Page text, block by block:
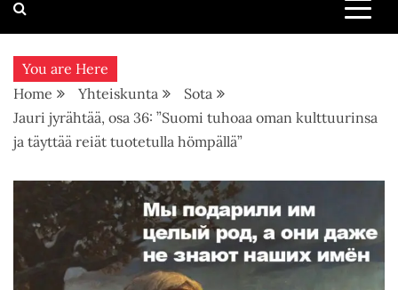
You are Here
Home
Yhteiskunta
Sota
Jauri jyrähtää, osa 36: ”Suomi tuhoaa oman kulttuurinsa
ja täyttää reiät tuotetulla hömpällä”